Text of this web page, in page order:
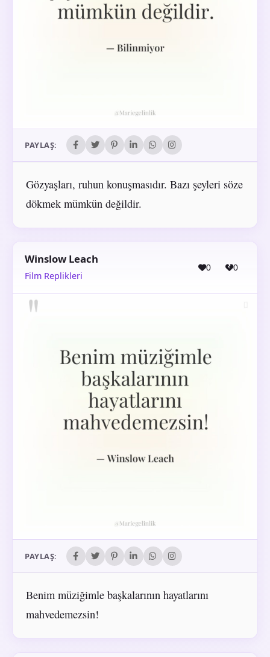
PAYLAŞ:
Gözyaşları, ruhun konuşmasıdır. Bazı şeyleri söze
dökmek mümkün değildir.
Winslow Leach
Film Replikleri
0 0
PAYLAŞ:
Benim müziğimle başkalarının hayatlarını
mahvedemezsin!